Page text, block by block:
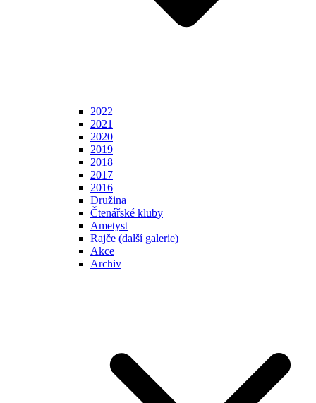
2022
2021
2020
2019
2018
2017
2016
Družina
Čtenářské kluby
Ametyst
Rajče (další galerie)
Akce
Archiv